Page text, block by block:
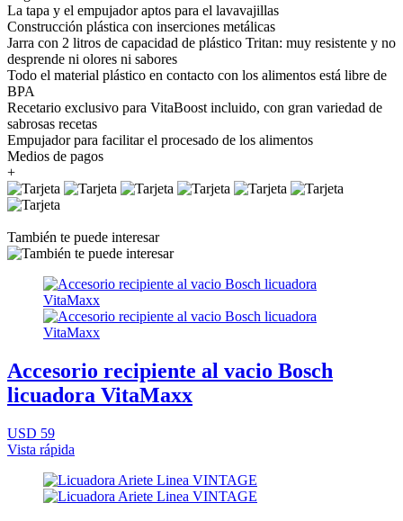
La tapa y el empujador aptos para el lavavajillas
Construcción plástica con inserciones metálicas
Jarra con 2 litros de capacidad de plástico Tritan: muy resistente y no
desprende ni olores ni sabores
Todo el material plástico en contacto con los alimentos está libre de
BPA
Recetario exclusivo para VitaBoost incluido, con gran variedad de
sabrosas recetas
Empujador para facilitar el procesado de los alimentos
Medios de pagos
+
También te puede interesar
Accesorio recipiente al vacio Bosch
licuadora VitaMaxx
USD 59
Vista rápida